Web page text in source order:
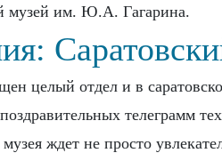
музей им. Ю.А. Гагарина.
целый отдел и в
телеграмм
музея ждет не просто